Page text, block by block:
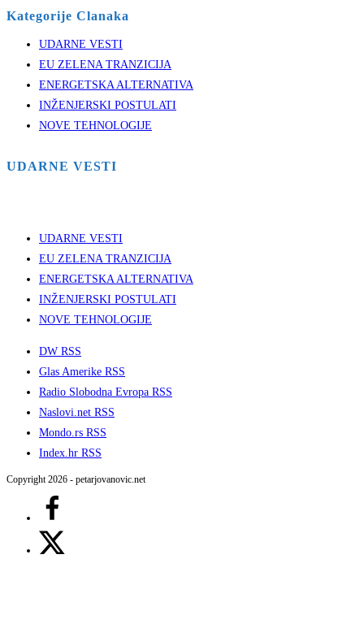
Kategorije Clanaka
UDARNE VESTI
EU ZELENA TRANZICIJA
ENERGETSKA ALTERNATIVA
INŽENJERSKI POSTULATI
NOVE TEHNOLOGIJE
UDARNE VESTI
UDARNE VESTI
EU ZELENA TRANZICIJA
ENERGETSKA ALTERNATIVA
INŽENJERSKI POSTULATI
NOVE TEHNOLOGIJE
DW RSS
Glas Amerike RSS
Radio Slobodna Evropa RSS
Naslovi.net RSS
Mondo.rs RSS
Index.hr RSS
Copyright 2026 - petarjovanovic.net